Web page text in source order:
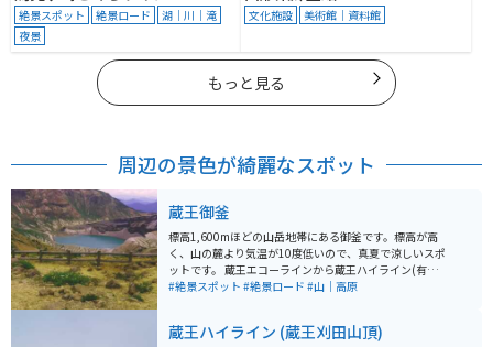
絶景スポット 絶景ロード
湖｜川｜滝
夜景
文化施設 美術館｜資料館
もっと見る
周辺の景色が綺麗なスポット
蔵王御釜
標高1,600mほどの山岳地帯にある御釜です。標高が高
く、山の麓より気温が10度低いので、真夏で涼しいスポ
ットです。 蔵王エコーラインから蔵王ハイライン(有料道
路)を通って御釜へアクセスできます。レストハウスがあ
#絶景スポット #絶景ロード #山｜高原
蔵王ハイライン (蔵王刈田山頂)